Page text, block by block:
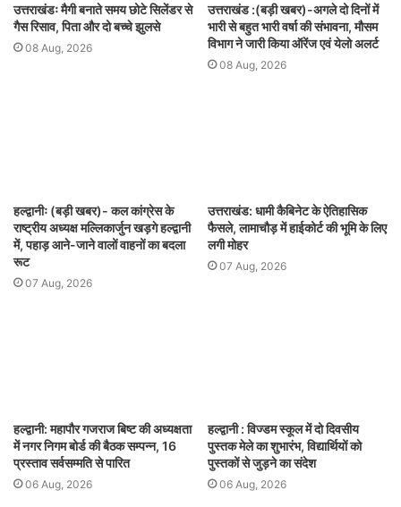
उत्तराखंडः मैगी बनाते समय छोटे सिलेंडर से
गैस रिसाव, पिता और दो बच्चे झुलसे
08 Aug, 2026
उत्तराखंड :(बड़ी खबर)-अगले दो दिनों में
भारी से बहुत भारी वर्षा की संभावना, मौसम
विभाग ने जारी किया ऑरेंज एवं येलो अलर्ट
08 Aug, 2026
हल्द्वानीः (बड़ी खबर)- कल कांग्रेस के
राष्ट्रीय अध्यक्ष मल्लिकार्जुन खड़गे हल्द्वानी
में, पहाड़ आने-जाने वालों वाहनों का बदला
रूट
07 Aug, 2026
उत्तराखंड: धामी कैबिनेट के ऐतिहासिक
फैसले, लामाचौड़ में हाईकोर्ट की भूमि के लिए
लगी मोहर
07 Aug, 2026
हल्द्वानी: महापौर गजराज बिष्ट की अध्यक्षता
में नगर निगम बोर्ड की बैठक सम्पन्न, 16
प्रस्ताव सर्वसम्मति से पारित
06 Aug, 2026
हल्द्वानी : विज्डम स्कूल में दो दिवसीय
पुस्तक मेले का शुभारंभ, विद्यार्थियों को
पुस्तकों से जुड़ने का संदेश
06 Aug, 2026